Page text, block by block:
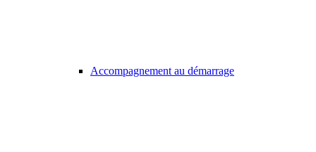
Accompagnement au démarrage